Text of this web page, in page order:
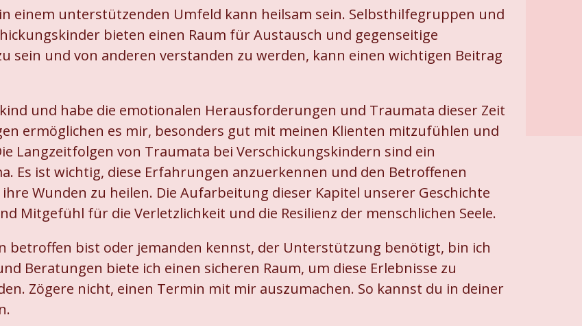
einem unterstützenden Umfeld kann heilsam sein. Selbsthilfegruppen und
bieten einen Raum für Austausch und gegenseitige
sein und von anderen verstanden zu werden, kann einen wichtigen Beitrag
und habe die emotionalen Herausforderungen und Traumata dieser Zeit
ermöglichen es mir, besonders gut mit meinen Klienten mitzufühlen und
Langzeitfolgen von Traumata bei Verschickungskindern sind ein
Es ist wichtig, diese Erfahrungen anzuerkennen und den Betroffenen
Wunden zu heilen. Die Aufarbeitung dieser Kapitel unserer Geschichte
Mitgefühl für die Verletzlichkeit und die Resilienz der menschlichen Seele.
betroffen bist oder jemanden kennst, der Unterstützung benötigt, bin ich
Beratungen biete ich einen sicheren Raum, um diese Erlebnisse zu
Zögere nicht, einen Termin mit mir auszumachen. So kannst du in deiner